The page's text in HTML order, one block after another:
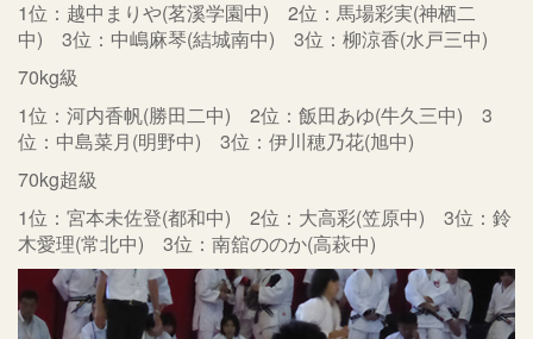
1位：越中まりや(茗溪学園中) 2位：馬場彩実(神栖二
中) 3位：中嶋麻琴(結城南中) 3位：柳涼香(水戸三中)
70kg級
1位：河内香帆(勝田二中) 2位：飯田あゆ(牛久三中) 3
位：中島菜月(明野中) 3位：伊川穂乃花(旭中)
70kg超級
1位：宮本未佐登(都和中) 2位：大高彩(笠原中) 3位：鈴
木愛理(常北中) 3位：南舘ののか(高萩中)